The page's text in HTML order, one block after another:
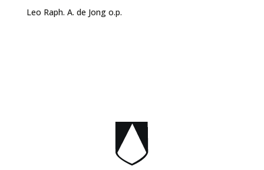
Leo Raph. A. de Jong o.p.